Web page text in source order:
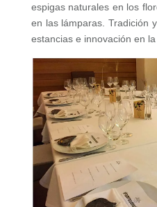
espigas naturales en los
en las lámparas. Tradición
estancias e innovación en